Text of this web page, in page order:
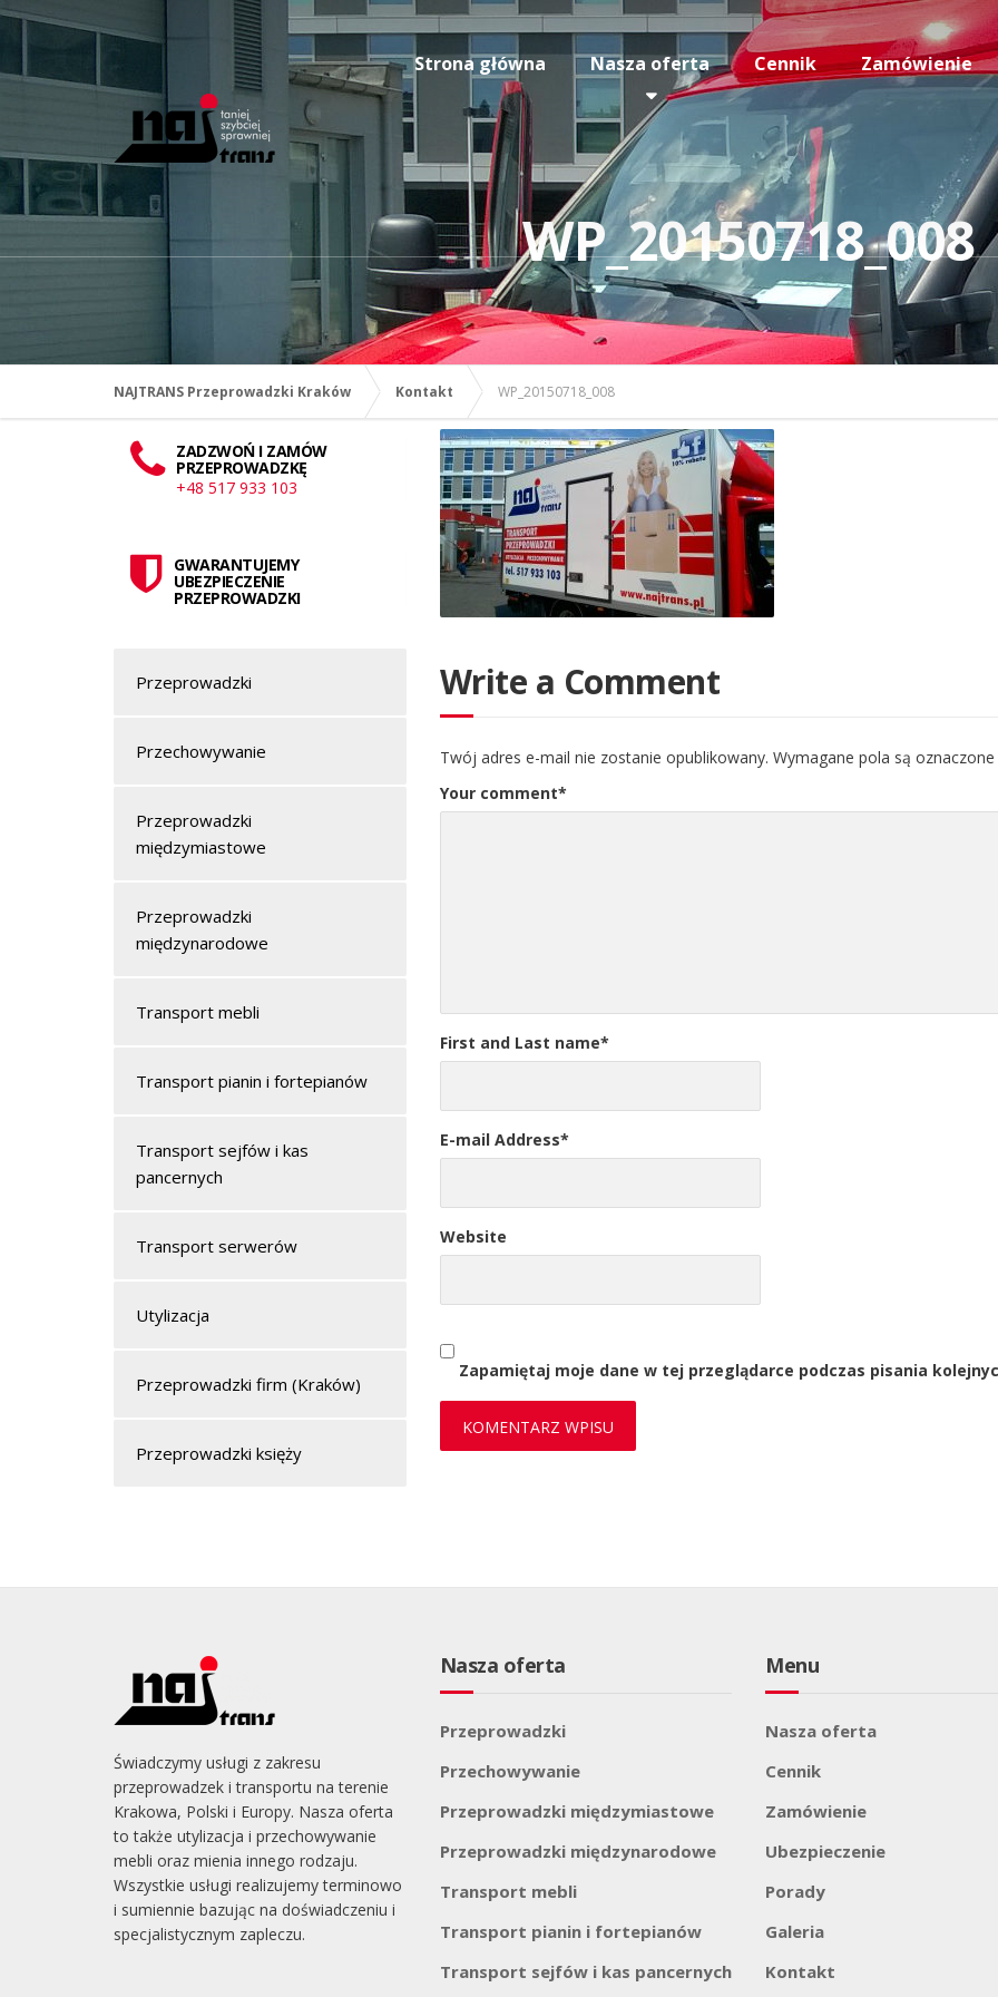
Strona główna Nasza oferta Cennik Zamówienie
WP_20150718_008
NAJTRANS Przeprowadzki Kraków Kontakt WP_20150718_008
Write a Comment
Twój adres e-mail nie zostanie opublikowany. Wymagane pola są oznaczone
Your comment*
First and Last name*
E-mail Address*
Website
Zapamiętaj moje dane w tej przeglądarce podczas pisania
ZADZWOŃ I ZAMÓW
PRZEPROWADZKĘ
+48 517 933 103
GWARANTUJEMY
UBEZPIECZENIE
PRZEPROWADZKI
Przeprowadzki
Przechowywanie
Przeprowadzki
międzymiastowe
Przeprowadzki
międzynarodowe
Transport mebli
Transport pianin i fortepianów
Transport sejfów i kas
pancernych
Transport serwerów
Utylizacja
Przeprowadzki firm (Kraków)
Przeprowadzki księży
Świadczymy usługi z zakresu
przeprowadzek i transportu na terenie
Krakowa, Polski i Europy. Nasza oferta
to także utylizacja i przechowywanie
mebli oraz mienia innego rodzaju.
Wszystkie usługi realizujemy terminowo
i sumiennie bazując na doświadczeniu i
specjalistycznym zapleczu.
Nasza oferta
Przeprowadzki
Przechowywanie
Przeprowadzki międzymiastowe
Przeprowadzki międzynarodowe
Transport mebli
Transport pianin i fortepianów
Transport sejfów i kas pancernych
Menu
Nasza oferta
Cennik
Zamówienie
Ubezpieczenie
Porady
Galeria
Kontakt